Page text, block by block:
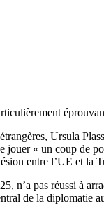
Ursula
jouer « un coup de
entre l’UE et la
n’a pas réussi à
de la diplomatie